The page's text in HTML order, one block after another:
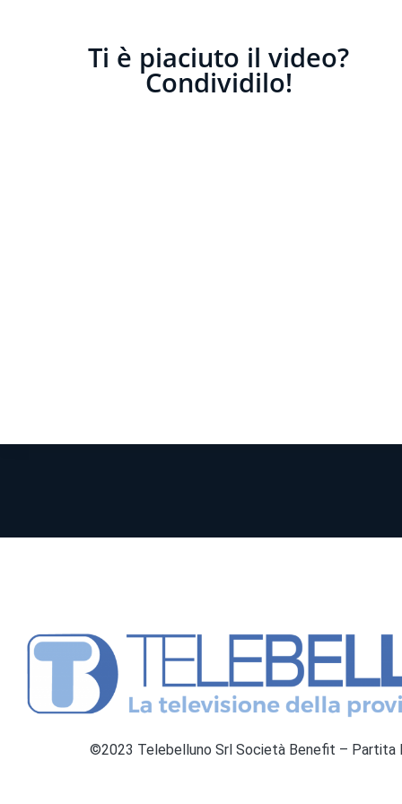
Ti è piaciuto il video?
Condividilo!
©2023 Telebelluno Srl Società Benefit – Partita